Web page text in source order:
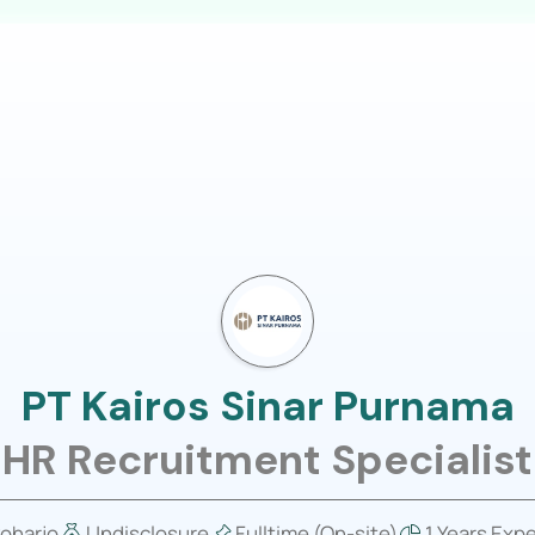
PT Kairos Sinar Purnama
HR Recruitment Specialist